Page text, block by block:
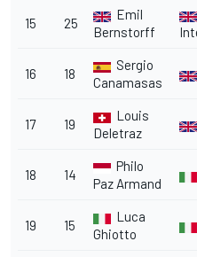
15 25
Emil
Bernstorff
16 18
Sergio
Canamasas
17 19
Louis
Deletraz
18 14
Philo
Paz Armand
19 15
Luca
Ghiotto